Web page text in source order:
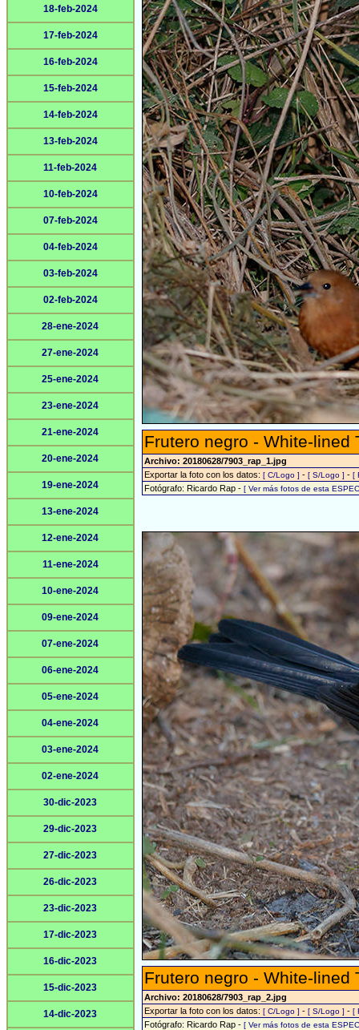
18-feb-2024
17-feb-2024
16-feb-2024
15-feb-2024
14-feb-2024
13-feb-2024
11-feb-2024
10-feb-2024
07-feb-2024
04-feb-2024
03-feb-2024
02-feb-2024
28-ene-2024
27-ene-2024
25-ene-2024
23-ene-2024
21-ene-2024
20-ene-2024
19-ene-2024
13-ene-2024
12-ene-2024
11-ene-2024
10-ene-2024
09-ene-2024
07-ene-2024
06-ene-2024
05-ene-2024
04-ene-2024
03-ene-2024
02-ene-2024
30-dic-2023
29-dic-2023
27-dic-2023
26-dic-2023
23-dic-2023
17-dic-2023
16-dic-2023
15-dic-2023
14-dic-2023
Frutero negro - White-lined
Archivo: 20180628/7903_rap_1.jpg
Exportar la foto con los datos: [ C/Logo ] - [ S/Logo ] - [
Fotógrafo: Ricardo Rap - [ Ver más fotos de esta
Frutero negro - White-lined
Archivo: 20180628/7903_rap_2.jpg
Exportar la foto con los datos: [ C/Logo ] - [ S/Logo ] - [
Fotógrafo: Ricardo Rap - [ Ver más fotos de esta